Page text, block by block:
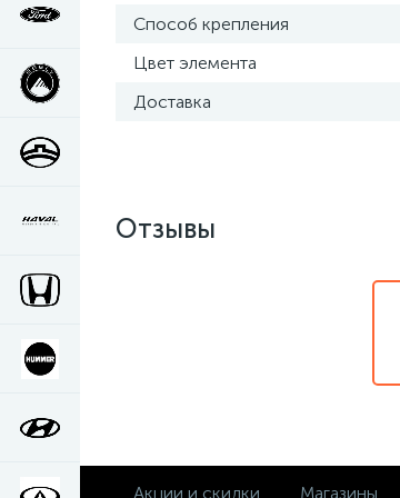
Способ крепления
Цвет элемента
Доставка
Отзывы
Акции и скидки Магазины